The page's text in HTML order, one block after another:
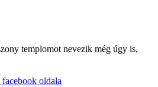
templomot nevezik még úgy is,
facebook oldala